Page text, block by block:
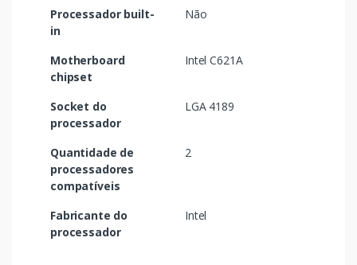
Processador built-
in
Não
Motherboard
chipset
Intel C621A
Socket do
processador
LGA 4189
Quantidade de
processadores
compatíveis
2
Fabricante do
processador
Intel